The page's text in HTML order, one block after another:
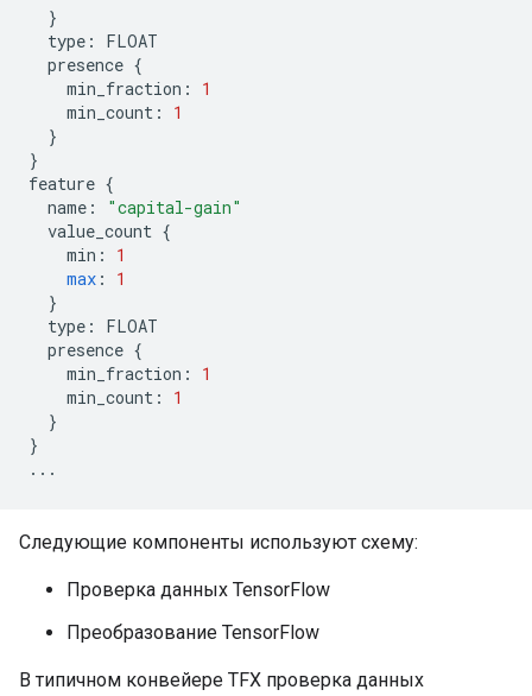
}
type :
FLOAT
presence {
min_fraction :
1
min_count :
1
}
}
feature {
name :
"capital-gain"
value_count {
min :
1
max :
1
}
type :
FLOAT
presence {
min_fraction :
1
min_count :
1
}
}
...
Следующие компоненты используют схему:
Проверка данных TensorFlow
Преобразование TensorFlow
В типичном конвейере TFX проверка данных